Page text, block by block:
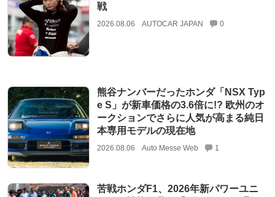
戦
2026.08.06 AUTOCAR JAPAN 0
熊谷ナンバーだったホンダ「NSX Typ
e S」が新車価格の3.6倍に!? 欧州のオ
ークションでさらに人気が高まる純日
本専用モデルの現在地
2026.08.06 Auto Messe Web 1
苦戦ホンダF1、2026年新パワーユニ